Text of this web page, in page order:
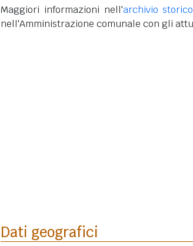
Maggiori informazioni nell'archivio
nell'Amministrazione comunale con gli
Dati geografici